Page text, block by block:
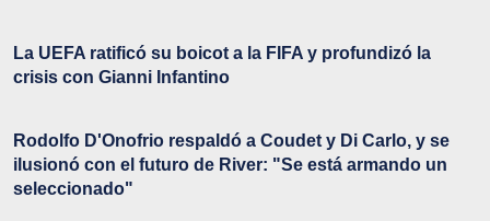
La UEFA ratificó su boicot a la FIFA y profundizó la
crisis con Gianni Infantino
Rodolfo D'Onofrio respaldó a Coudet y Di Carlo, y se
ilusionó con el futuro de River: "Se está armando un
seleccionado"